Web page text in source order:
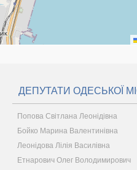
ДЕПУТАТИ ОДЕСЬКОЇ
Попова Світлана Леонідівна
Бойко Марина Валентинівна
Леонідова Лілія Василівна
Етнарович Олег Володимирович